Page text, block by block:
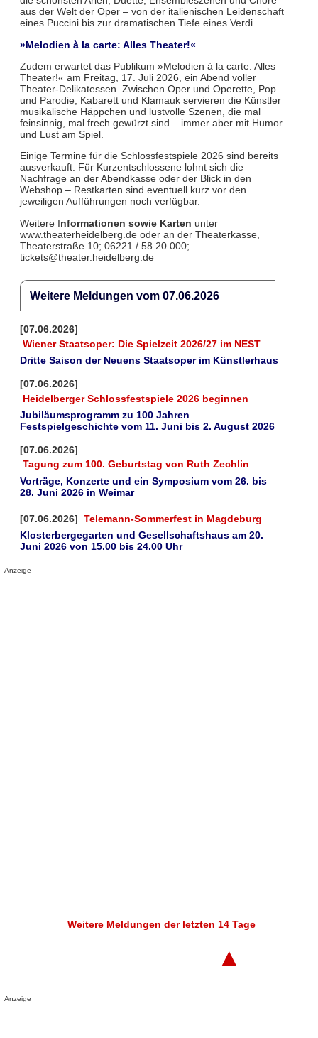
aus der Welt der Oper – von der italienischen Leidenschaft
eines Puccini bis zur dramatischen Tiefe eines Verdi.
»Melodien à la carte: Alles Theater!«
Zudem erwartet das Publikum »Melodien à la carte: Alles
Theater!« am Freitag, 17. Juli 2026, ein Abend voller
Theater-Delikatessen. Zwischen Oper und Operette, Pop
und Parodie, Kabarett und Klamauk servieren die Künstler
musikalische Häppchen und lustvolle Szenen, die mal
feinsinnig, mal frech gewürzt sind – immer aber mit Humor
und Lust am Spiel.
Einige Termine für die Schlossfestspiele 2026 sind bereits
ausverkauft. Für Kurzentschlossene lohnt sich die
Nachfrage an der Abendkasse oder der Blick in den
Webshop – Restkarten sind eventuell kurz vor den
jeweiligen Aufführungen noch verfügbar.
Weitere Informationen sowie Karten unter
www.theaterheidelberg.de oder an der Theaterkasse,
Theaterstraße 10; 06221 / 58 20 000;
tickets@theater.heidelberg.de
Weitere Meldungen vom 07.06.2026
[07.06.2026]
Wiener Staatsoper: Die Spielzeit 2026/27 im NEST
Dritte Saison der Neuens Staatsoper im Künstlerhaus
[07.06.2026]
Heidelberger Schlossfestspiele 2026 beginnen
Jubiläumsprogramm zu 100 Jahren
Festspielgeschichte vom 11. Juni bis 2. August 2026
[07.06.2026]
Tagung zum 100. Geburtstag von Ruth Zechlin
Vorträge, Konzerte und ein Symposium vom 26. bis
28. Juni 2026 in Weimar
[07.06.2026] Telemann-Sommerfest in Magdeburg
Klosterbergegarten und Gesellschaftshaus am 20.
Juni 2026 von 15.00 bis 24.00 Uhr
Anzeige
Weitere Meldungen der letzten 14 Tage
▲
Anzeige